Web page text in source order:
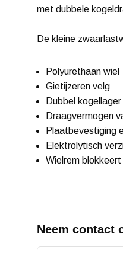
met dubbele
De kleine
Polyurethaan wiel
Gietijzeren velg
Dubbel
Draagvermogen
Plaatbevestiging
Elektrolytisch
Wielrem blokkeert
Neem contact